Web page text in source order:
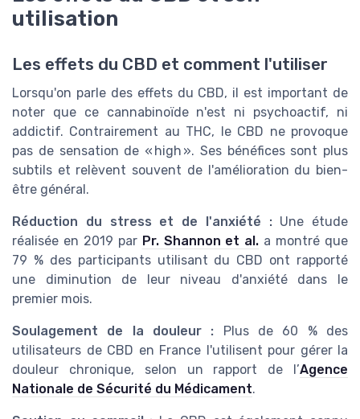
utilisation
Les effets du CBD et comment l'utiliser
Lorsqu'on parle des effets du CBD, il est important de
noter que ce cannabinoïde n'est ni psychoactif, ni
addictif. Contrairement au THC, le CBD ne provoque
pas de sensation de « high ». Ses bénéfices sont plus
subtils et relèvent souvent de l'amélioration du bien-
être général.
Réduction du stress et de l'anxiété :Une étude
réalisée en 2019 par Pr. Shannon et al. a montré que
79 % des participants utilisant du CBD ont rapporté
une diminution de leur niveau d'anxiété dans le
premier mois.
Soulagement de la douleur : Plus de 60 % des
utilisateurs de CBD en France l'utilisent pour gérer la
douleur chronique, selon un rapport de l’Agence
Nationale de Sécurité du Médicament.